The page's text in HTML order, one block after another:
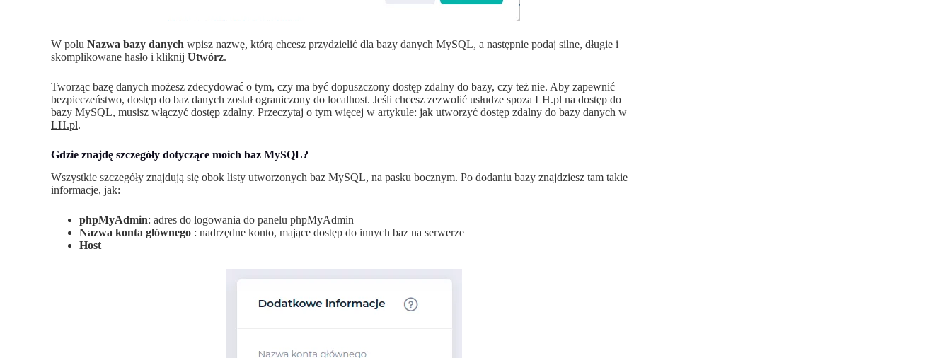
W polu Nazwa bazy danych wpisz nazwę, którą chcesz przydzielić dla bazy danych MySQL, a następnie podaj silne, długie i
skomplikowane hasło i kliknij Utwórz.
Tworząc bazę danych możesz zdecydować o tym, czy ma być dopuszczony dostęp zdalny do bazy, czy też nie. Aby zapewnić
bezpieczeństwo, dostęp do baz danych został ograniczony do localhost. Jeśli chcesz zezwolić usłudze spoza LH.pl na dostęp do
bazy MySQL, musisz włączyć dostęp zdalny. Przeczytaj o tym więcej w artykule: jak utworzyć dostęp zdalny do bazy danych w
LH.pl.
Gdzie znajdę szczegóły dotyczące moich baz MySQL?
Wszystkie szczegóły znajdują się obok listy utworzonych baz MySQL, na pasku bocznym. Po dodaniu bazy znajdziesz tam takie
informacje, jak:
phpMyAdmin: adres do logowania do panelu phpMyAdmin
Nazwa konta głównego : nadrzędne konto, mające dostęp do innych baz na serwerze
Host